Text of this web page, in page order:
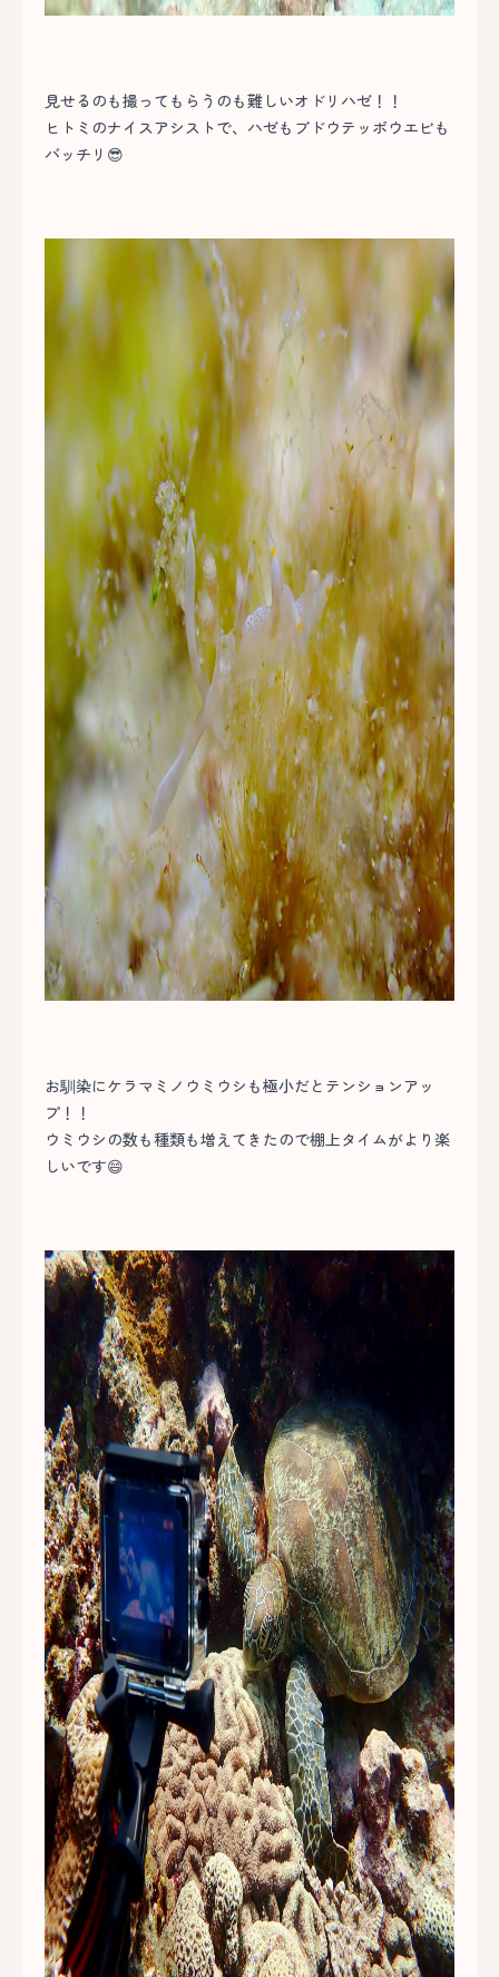
見せるのも撮ってもらうのも難しいオドリハゼ！！
ヒトミのナイスアシストで、ハゼもブドウテッポウエビも
バッチリ😎
お馴染にケラマミノウミウシも極小だとテンションアッ
プ！！
ウミウシの数も種類も増えてきたので棚上タイムがより楽
しいです😄